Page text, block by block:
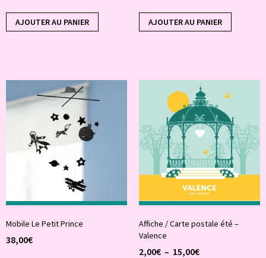
AJOUTER AU PANIER AJOUTER AU PANIER
Mobile Le Petit Prince
38,00€
Affiche / Carte postale été –
Valence
2,00€ – 15,00€